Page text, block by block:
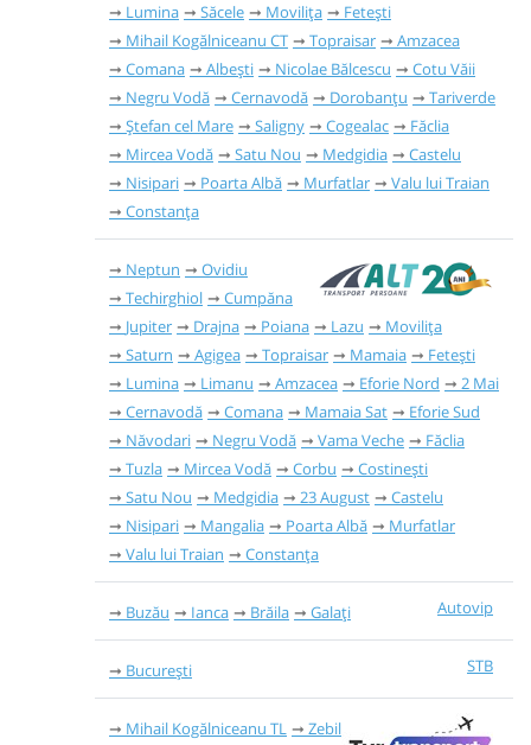
Lumina
Săcele Movilița
Fetești
Mihail Kogălniceanu CT
Topraisar
Amzacea
Comana
Albești Nicolae Bălcescu
Cotu Văii
Negru Vodă
Cernavodă Dorobanțu
Tariverde
Ștefan cel Mare
Saligny Cogealac
Făclia
Mircea Vodă
Satu Nou Medgidia
Castelu
Nisipari
Poarta Albă Murfatlar
Valu lui Traian
Constanța
Neptun
Ovidiu
Techirghiol
Cumpăna
Jupiter
Drajna Poiana Lazu
Movilița
Saturn
Agigea Topraisar Mamaia
Fetești
Lumina
Limanu Amzacea Eforie Nord
2 Mai
Cernavodă
Comana Mamaia Sat
Eforie Sud
Năvodari
Negru Vodă Vama Veche
Făclia
Tuzla
Mircea Vodă Corbu
Costinești
Satu Nou
Medgidia 23 August
Castelu
Nisipari
Mangalia Poarta Albă
Murfatlar
Valu lui Traian
Constanța
Autovip
Buzău Ianca Brăila Galați
STB
București
Mihail Kogălniceanu TL
Zebil